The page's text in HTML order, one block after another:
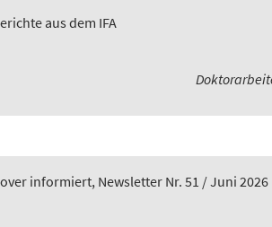
aus dem IFA
informiert, Newsletter Nr. 51 / Juni 2026